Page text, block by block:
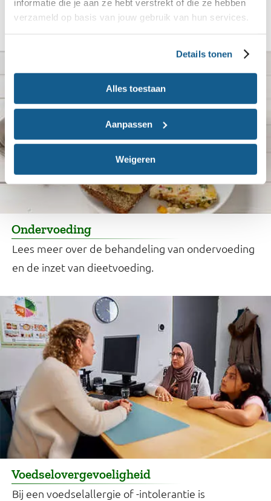
informatie die je aan ze hebt verstrekt of die ze hebben
verzameld op basis van jouw gebruik van hun services.
Details tonen
Alles toestaan
Aanpassen
Weigeren
Gezond en blijvend afvallen, hoe doe je dat? Bekijk
onze adviezen en tools.
Ondervoeding
Lees meer over de behandeling van ondervoeding
en de inzet van dieetvoeding.
Voedselovergevoeligheid
Bij een voedselallergie of -intolerantie is